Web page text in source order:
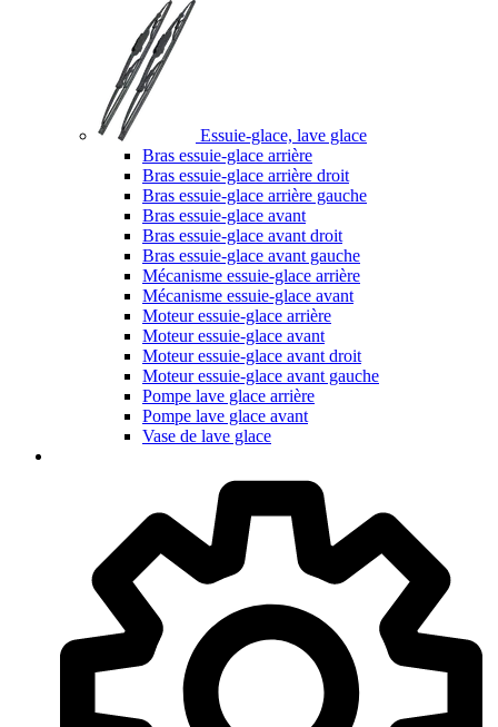
Essuie-glace, lave glace
Bras essuie-glace arrière
Bras essuie-glace arrière droit
Bras essuie-glace arrière gauche
Bras essuie-glace avant
Bras essuie-glace avant droit
Bras essuie-glace avant gauche
Mécanisme essuie-glace arrière
Mécanisme essuie-glace avant
Moteur essuie-glace arrière
Moteur essuie-glace avant
Moteur essuie-glace avant droit
Moteur essuie-glace avant gauche
Pompe lave glace arrière
Pompe lave glace avant
Vase de lave glace